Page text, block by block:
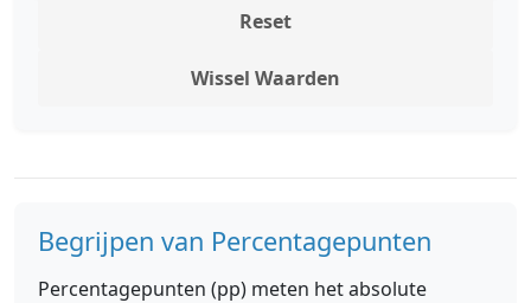
Reset
Wissel Waarden
Begrijpen van Percentagepunten
Percentagepunten (pp) meten het absolute